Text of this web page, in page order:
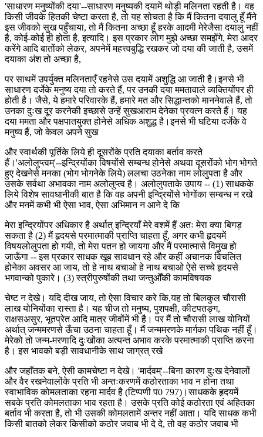
'साधारण मनुष्योंकी दया'--साधारण मनुष्यकी दयामें थोड़ी मलिनता रहती है। वह
किसी जीवके हितकी चेष्टा करता है, तो यह सोचता है कि मैं कितना दयालु हूँ मैंने
इस जीवको सुख पहुँचाया, तो मैं कितना अच्छा हूँ हरके आदमी मेरेजैसा दयालु नहीं
है, कोई-कोई ही होता है, इत्यादि। इस प्रकार लोग मुझे अच्छा समझेंगे, मेरा आदर
करेंगे आदि बातोंको लेकर, अपनेमें महत्त्वबुद्धि रखकर जो दया की जाती है, उसमें
दयाका अंश तो अच्छा है,
पर साथमें उपर्युक्त मलिनताएँ रहनेसे उस दयामें अशुद्धि आ जाती है।इनसे भी
साधारण दर्जेके मनुष्य दया तो करते हैं, पर उनकी दया ममतावाले व्यक्तियोंपर ही
होती है। जैसे, ये हमारे परिवारके हैं, हमारे मत और सिद्धान्तको माननेवाले हैं, तो
उनका दुःख दूर करनेकी इच्छासे उन्हें सुखआराम देनेका प्रयत्न करते हैं। यह
दया ममता और पक्षपातयुक्त होनेसे अधिक अशुद्ध है।इनसे भी घटिया दर्जेके वे
मनुष्य हैं, जो केवल अपने सुख
और स्वार्थकी पूर्तिके लिये ही दूसरोंके प्रति दयाका बर्ताव करते
हैं।'अलोलुप्त्वम्'--इन्द्रियोंका विषयोंसे सम्बन्ध होनेसे अथवा दूसरोंको भोग भोगते
हुए देखनेसे मनका (भोग भोगनेके लिये) ललचा उठनेका नाम लोलुपता है और
उसके सर्वथा अभावका नाम अलोलुप्त्व है। अलोलुपताके उपाय -- (1) साधकके
लिये विशेष सावधानीकी बात है कि वह अपनी इन्द्रियोंसे भोगोंका सम्बन्ध न रखे
और मनमें कभी भी ऐसा भाव, ऐसा अभिमान न आने दे कि
मेरा इन्द्रियोंपर अधिकार है अर्थात् इन्द्रियाँ मेरे वशमें हैं अतः मेरा क्या बिगड़
सकता है (2) मैं हृदयसे परमात्माकी प्राप्ति चाहता हूँ, अगर कभी हृदयमें
विषयलोलुपता हो गयी, तो मेरा पतन हो जायगा और मैं परमात्मासे विमुख हो
जाऊँगा -- इस प्रकार साधक खूब सावधान रहे और कहीं अचानक विचलित
होनेका अवसर आ जाय, तो हे नाथ बचाओ हे नाथ बचाओ ऐसे सच्चे हृदयसे
भगवान्को पुकारे। (3) स्त्रीपुरुषोंकी तथा जन्तुओँकी कामविषयक
चेष्ट न देखे। यदि दीख जाय, तो ऐसा विचार करे कि,यह तो बिलकुल चौरासी
लाख योनियोंका रास्ता है। यह चीज तो मनुष्य, पुशपक्षी, कीटपतङ्ग,
राक्षसअसुर, भूतप्रेत आदि मात्र जीवोंमें भी है। पर मैं तो चौरासी लाख योनियों
अर्थात् जन्ममरणसे ऊँचा उठना चाहता हूँ। मैं जन्ममरणके मार्गका पथिक नहीं हूँ।
मेरेको तो जन्म-मरणादि दुःखोंका अत्यन्त अभाव करके परमात्माकी प्राप्ति करना
है। इस भावको बड़ी सावधानीके साथ जाग्रत् रखे
और जहाँतक बने, ऐसी कामचेष्टा न देखे। 'मार्दवम्'--बिना कारण दुःख देनेवालों
और वैर रखनेवालोंके प्रति भी अन्तःकरणमें कठोरताका भाव न होना तथा
स्वाभाविक कोमलताका रहना मार्दव है (टिप्पणी प0 797)।साधकके हृदयमें
सबके प्रति कोमलताका भाव रहता है। उसके प्रति कोई कठोरता एवं अहितका
बर्ताव भी करता है, तो भी उसकी कोमलतामें अन्तर नहीं आता। यदि साधक कभी
किसी बातको लेकर किसीको कठोर जवाब भी दे दे, तो वह कठोर जवाब भी